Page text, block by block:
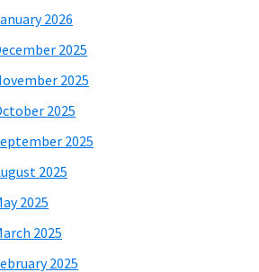
2026
2025
2025
2025
2025
2025
2025
2025
2025